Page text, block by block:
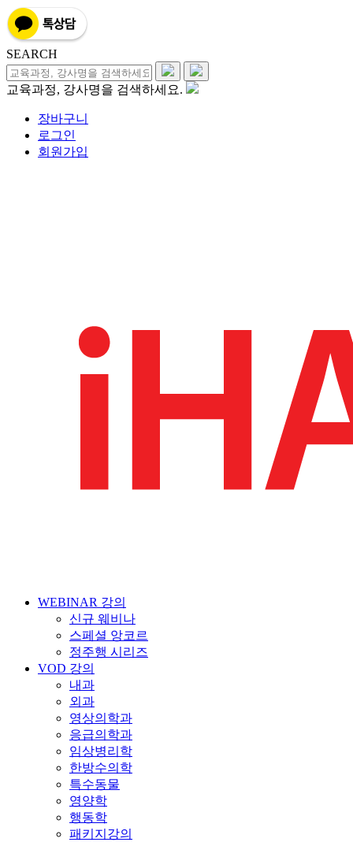
SEARCH
교육과정, 강사명을 검색하세요.
장바구니
로그인
회원가입
WEBINAR 강의
신규 웨비나
스페셜 앙코르
정주행 시리즈
VOD 강의
내과
외과
영상의학과
응급의학과
임상병리학
한방수의학
특수동물
영양학
행동학
패키지강의